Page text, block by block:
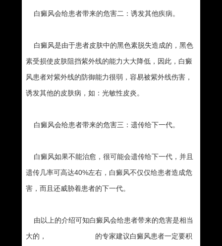
白癜风会给患者带来的危害二：诱发其他疾病。
白癜风是由于患者皮肤中的黑色素脱失造成的，黑色
素受损使皮肤阻挡紫外线的能力大大降低，因此，白癜
风患者对紫外线的防御能力很弱，容易被紫外线伤害，
诱发其他的皮肤病，如：光敏性皮炎。
白癜风会给患者带来的危害三：遗传给下一代。
白癜风如果不能治愈，很可能会遗传给下一代，并且
遗传几率可高达40%左右，白癜风不仅仅给患者造成危
害，而且还威胁着患者的下一代。
由以上的介绍可知白癜风会给患者带来的危害是相当
大的，
的专家建议白癜风患者一定要积